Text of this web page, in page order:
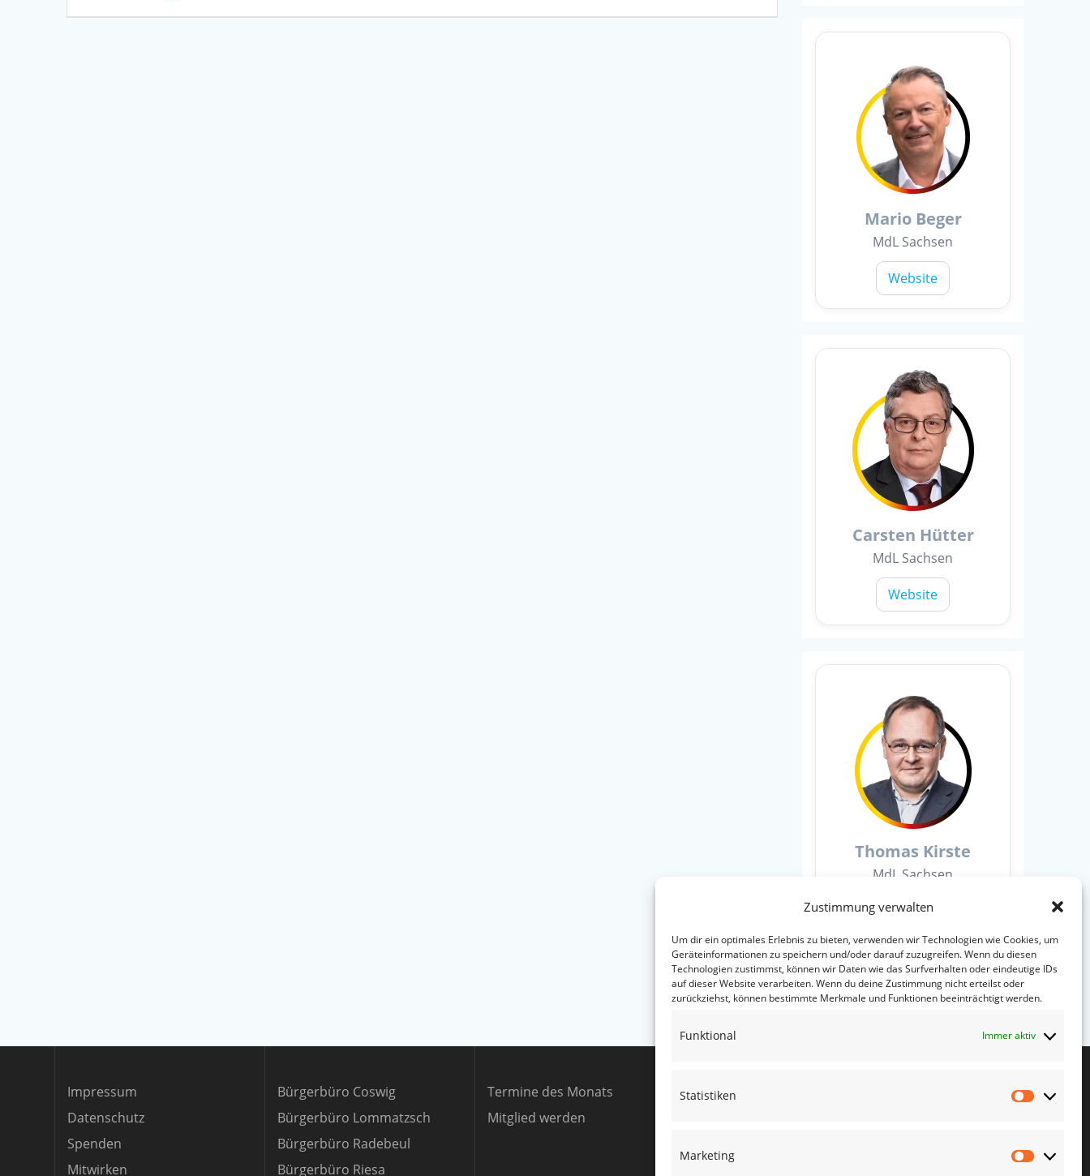
Zustimmung verwalten
Um dir ein optimales Erlebnis zu bieten, verwenden wir Technologien wie Cookies, um
Geräteinformationen zu speichern und/oder darauf zuzugreifen. Wenn du diesen
Technologien zustimmst, können wir Daten wie das Surfverhalten oder eindeutige IDs
auf dieser Website verarbeiten. Wenn du deine Zustimmung nicht erteilst oder
zurückziehst, können bestimmte Merkmale und Funktionen beeinträchtigt werden.
Funktional Immer aktiv
Statistiken
Marketing
Mario Beger
MdL Sachsen
Website
Carsten Hütter
MdL Sachsen
Website
Thomas Kirste
MdL Sachsen
Website
Impressum
Datenschutz
Spenden
Mitwirken
Bürgerbüro Coswig
Bürgerbüro Lommatzsch
Bürgerbüro Radebeul
Bürgerbüro Riesa
Termine des Monats
Mitglied werden